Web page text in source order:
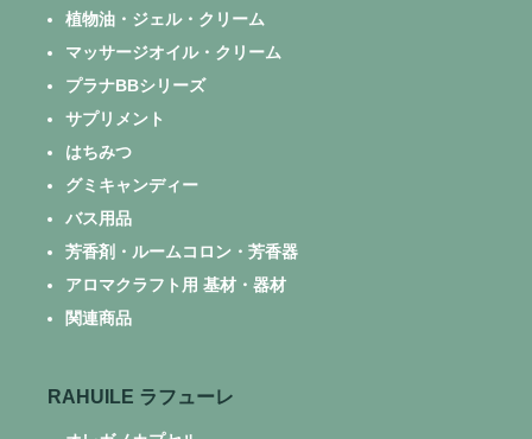
植物油・ジェル・クリーム
マッサージオイル・クリーム
プラナBBシリーズ
サプリメント
はちみつ
グミキャンディー
バス用品
芳香剤・ルームコロン・芳香器
アロマクラフト用 基材・器材
関連商品
RAHUILE ラフューレ